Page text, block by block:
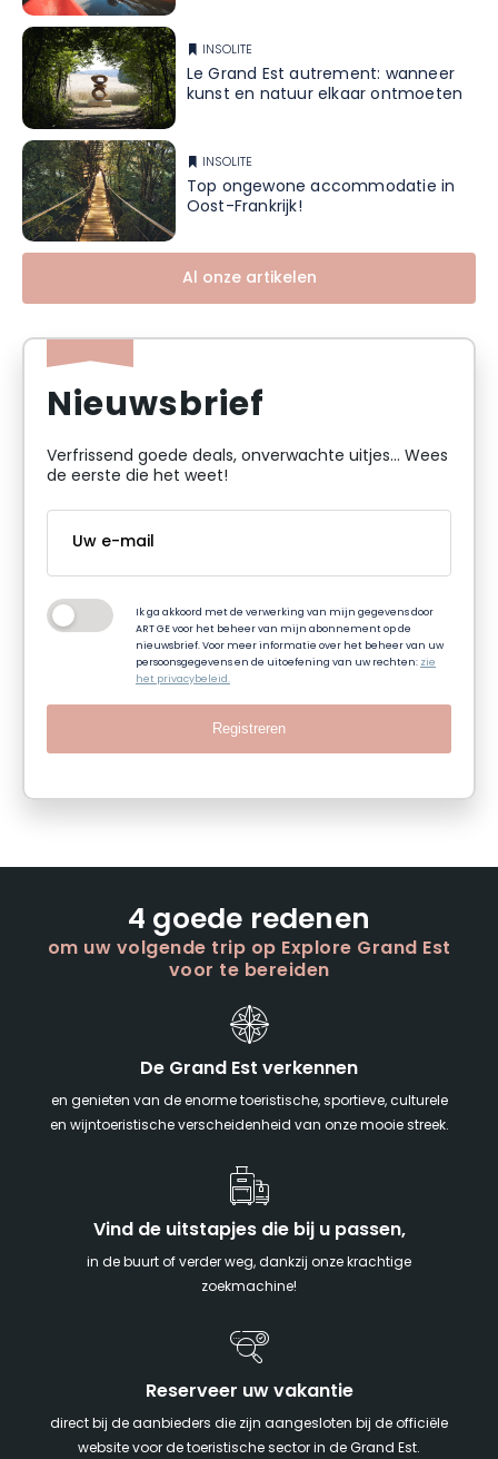
INSOLITE
Le Grand Est autrement: wanneer
kunst en natuur elkaar ontmoeten
INSOLITE
Top ongewone accommodatie in
Oost-Frankrijk!
Al onze artikelen
Nieuwsbrief
Verfrissend goede deals, onverwachte uitjes... Wees
de eerste die het weet!
Ik ga akkoord met de verwerking van mijn gegevens door
ART GE voor het beheer van mijn abonnement op de
nieuwsbrief. Voor meer informatie over het beheer van uw
persoonsgegevens en de uitoefening van uw rechten: zie
het privacybeleid.
Registreren
4 goede redenen
om uw volgende trip op Explore Grand Est
voor te bereiden
De Grand Est verkennen
en genieten van de enorme toeristische, sportieve, culturele
en wijntoeristische verscheidenheid van onze mooie streek.
Vind de uitstapjes die bij u passen,
in de buurt of verder weg, dankzij onze krachtige
zoekmachine!
Reserveer uw vakantie
direct bij de aanbieders die zijn aangesloten bij de officiële
website voor de toeristische sector in de Grand Est.